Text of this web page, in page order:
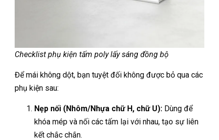
Checklist phụ kiện tấm poly lấy sáng đồng bộ
Để mái không dột, bạn tuyệt đối không được bỏ qua các
phụ kiện sau:
Nẹp nối (Nhôm/Nhựa chữ H, chữ U): Dùng để
khóa mép và nối các tấm lại với nhau, tạo sự liên
kết chắc chắn.